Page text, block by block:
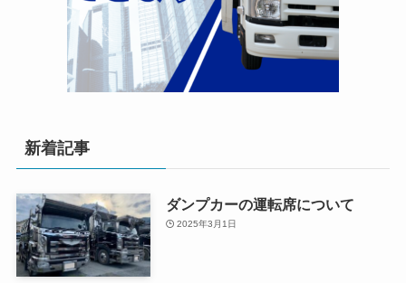
新着記事
ダンプカーの運転席について
2025年3月1日